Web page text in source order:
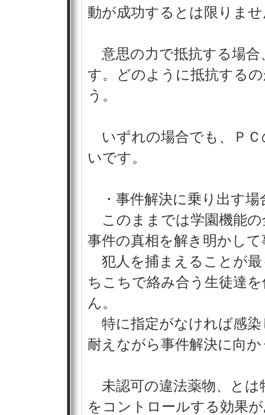
動が成功するとは限りま
意思の力で抵抗する場合
す。どのように抵抗する
う。
いずれの場合でも、ＰＣ
いです。
・事件解決に乗り出す場
このままでは学園機能
事件の真相を解き明かし
犯人を捕まえることが最
ちこちで絡み合う生徒達
ん。
特に指定がなければ感
耐えながら事件解決に向
未認可の違法薬物、とは
をコントロールする効果